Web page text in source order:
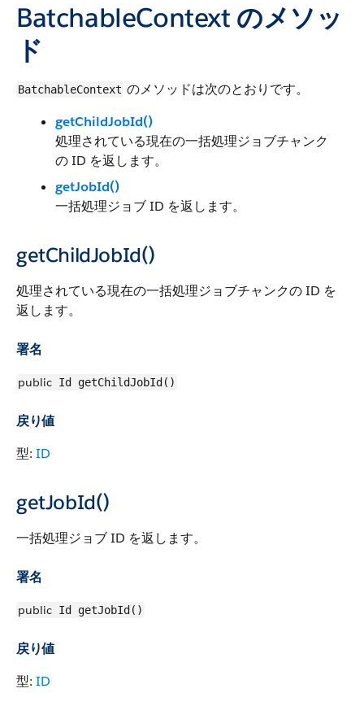
BatchableContext のメソッ
ド
BatchableContext のメソッドは次のとおりです。
getChildJobId()
処理されている現在の一括処理ジョブチャンク
の ID を返します。
getJobId()
一括処理ジョブ ID を返します。
getChildJobId()
処理されている現在の一括処理ジョブチャンクの ID を
返します。
署名
public Id getChildJobId()
戻り値
型: ID
getJobId()
一括処理ジョブ ID を返します。
署名
public Id getJobId()
戻り値
型: ID